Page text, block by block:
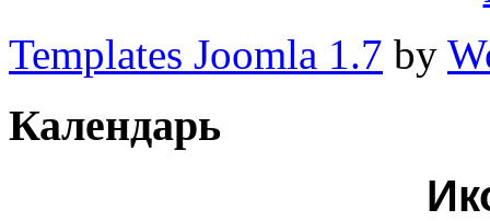
Templates Joomla 1.7 by
Календарь